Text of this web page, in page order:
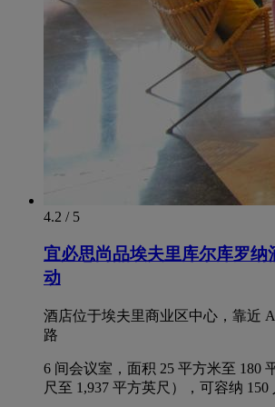
4.2 / 5
宜必思尚品埃夫里库尔库罗纳
动
酒店位于埃夫里商业区中心，靠近
路
6 间会议室，面积 25 平方米至 180
尺至 1,937 平方英尺），可容纳 150